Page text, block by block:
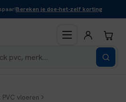
Bereken je doe-het-zelf korting
PVC vloeren